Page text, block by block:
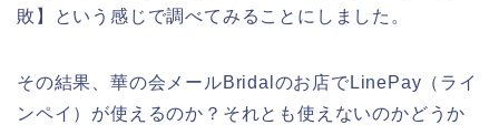
敗】という感じで調べてみることにしました。
その結果、華の会メールBridalのお店でLinePay（ライ
ンペイ）が使えるのか？それとも使えないのかどうか